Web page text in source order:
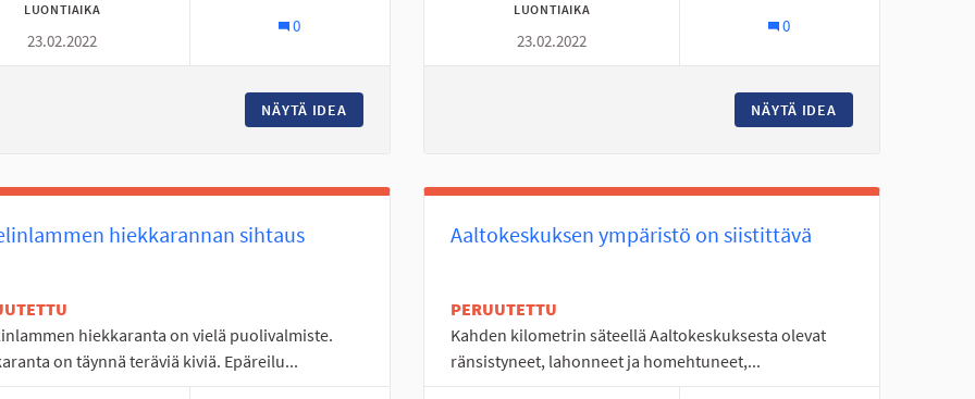
LUONTIAIKA
23.02.2022
0
NÄYTÄ IDEA
LUONTIAIKA
23.02.2022
0
NÄYTÄ IDEA
hiekkarannan sihtaus
hiekkaranta on vielä puolivalmiste.
on täynnä teräviä kiviä. Epäreilu...
Aaltokeskuksen ympäristö on siistittävä
PERUUTETTU
Kahden kilometrin säteellä Aaltokeskuksesta olevat
ränsistyneet, lahonneet ja homehtuneet,...